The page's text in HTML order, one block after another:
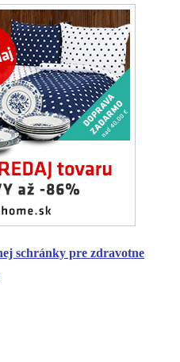
schránky pre zdravotne